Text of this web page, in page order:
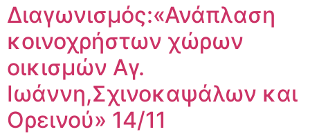
Διαγωνισμός:«Ανάπλαση
κοινοχρήστων χώρων
οικισμών Αγ.
Ιωάννη,Σχινοκαψάλων και
Ορεινού» 14/11